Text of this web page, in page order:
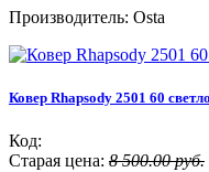
Производитель: Osta
Ковер Rhapsody 2501 60
Код:
Старая цена: 8 500.00 руб.